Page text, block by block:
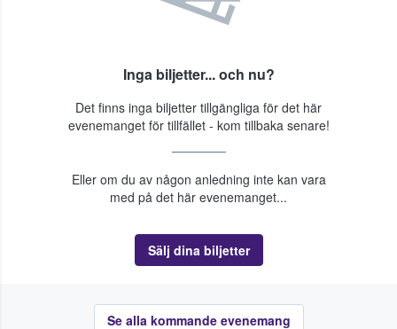
Inga biljetter... och nu?
Det finns inga biljetter tillgängliga för det här
evenemanget för tillfället - kom tillbaka senare!
Eller om du av någon anledning inte kan vara
med på det här evenemanget...
Sälj dina biljetter
Se alla kommande evenemang